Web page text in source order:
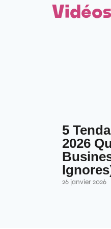
5
2026
26 janvier 2026